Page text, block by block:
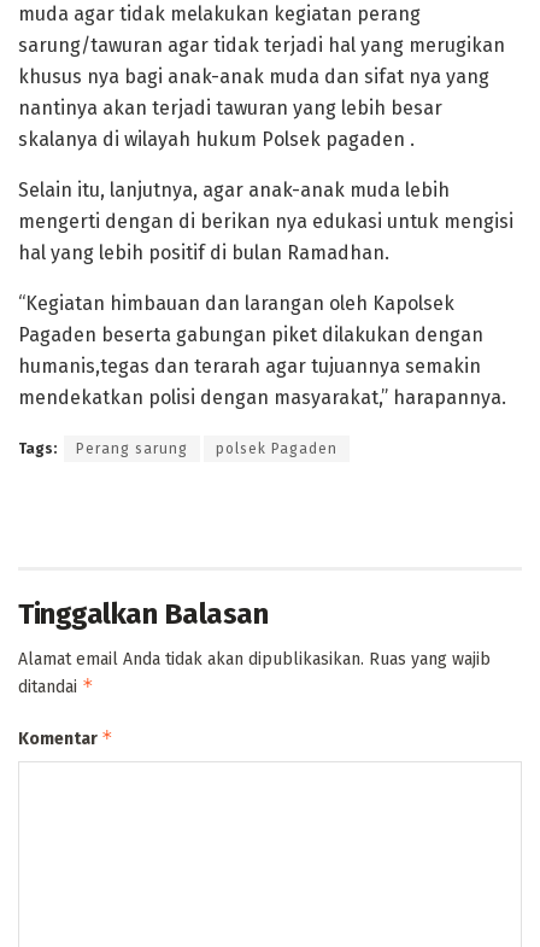
muda agar tidak melakukan kegiatan perang
sarung/tawuran agar tidak terjadi hal yang merugikan
khusus nya bagi anak-anak muda dan sifat nya yang
nantinya akan terjadi tawuran yang lebih besar
skalanya di wilayah hukum Polsek pagaden .
Selain itu, lanjutnya, agar anak-anak muda lebih
mengerti dengan di berikan nya edukasi untuk mengisi
hal yang lebih positif di bulan Ramadhan.
“Kegiatan himbauan dan larangan oleh Kapolsek
Pagaden beserta gabungan piket dilakukan dengan
humanis,tegas dan terarah agar tujuannya semakin
mendekatkan polisi dengan masyarakat,” harapannya.
Tags: Perang sarung polsek Pagaden
Tinggalkan Balasan
Alamat email Anda tidak akan dipublikasikan. Ruas yang wajib
ditandai *
Komentar *